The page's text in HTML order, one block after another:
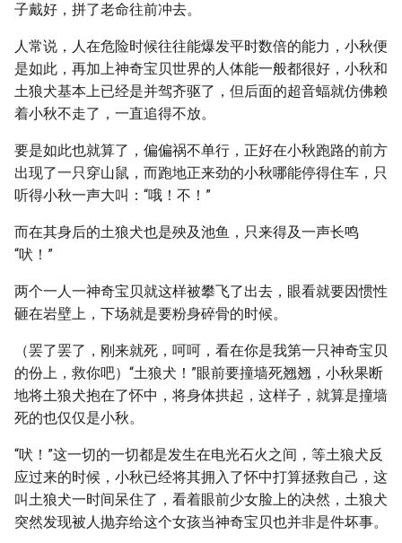
子戴好，拼了老命往前冲去。
人常说，人在危险时候往往能爆发平时数倍的能力，小秋便
是如此，再加上神奇宝贝世界的人体能一般都很好，小秋和
土狼犬基本上已经是并驾齐驱了，但后面的超音蝠就仿佛赖
着小秋不走了，一直追得不放。
要是如此也就算了，偏偏祸不单行，正好在小秋跑路的前方
出现了一只穿山鼠，而跑地正来劲的小秋哪能停得住车，只
听得小秋一声大叫：“哦！不！”
而在其身后的土狼犬也是殃及池鱼，只来得及一声长鸣
“吠！”
两个一人一神奇宝贝就这样被攀飞了出去，眼看就要因惯性
砸在岩壁上，下场就是要粉身碎骨的时候。
（罢了罢了，刚来就死，呵呵，看在你是我第一只神奇宝贝
的份上，救你吧）“土狼犬！”眼前要撞墙死翘翘，小秋果断
地将土狼犬抱在了怀中，将身体拱起，这样子，就算是撞墙
死的也仅仅是小秋。
“吠！”这一切的一切都是发生在电光石火之间，等土狼犬反
应过来的时候，小秋已经将其拥入了怀中打算拯救自己，这
叫土狼犬一时间呆住了，看着眼前少女脸上的决然，土狼犬
突然发现被人抛弃给这个女孩当神奇宝贝也并非是件坏事。